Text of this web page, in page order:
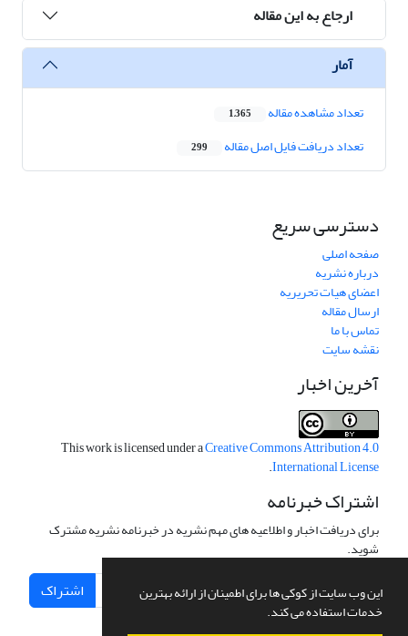
این وب سایت از کوکی ها برای اطمینان از ارائه بهترین
خدمات استفاده می کند.
ارجاع به این مقاله
آمار
تعداد مشاهده مقاله 1,365
تعداد دریافت فایل اصل مقاله 299
دسترسی سریع
صفحه اصلی
درباره نشریه
اعضای هیات تحریریه
ارسال مقاله
تماس با ما
نقشه سایت
آخرین اخبار
This work is licensed under aCreative Commons Attribution 4.0
International License
.
اشتراک خبرنامه
برای دریافت اخبار و اطلاعیه های مهم نشریه در خبرنامه نشریه مشترک
شوید.
اشتراک